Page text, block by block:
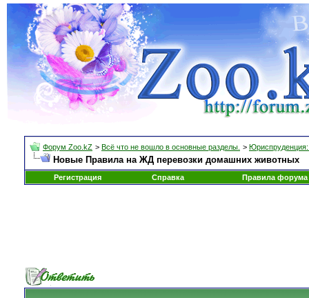
Форум Zoo.kZ > Всё что не вошло в основные разделы. > Юриспруденция:
Новые Правила на ЖД перевозки домашних животных
Регистрация Справка Правила форума